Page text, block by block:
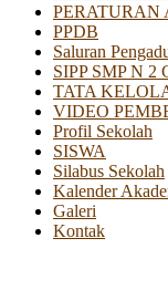
PPDB
Saluran
SIPP SMP N 2
TATA
VIDEO
Profil Sekolah
SISWA
Silabus Sekolah
Kalender
Galeri
Kontak